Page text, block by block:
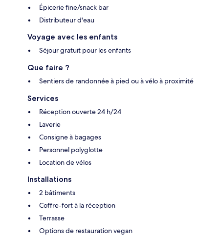
Épicerie fine/snack bar
Distributeur d'eau
Voyage avec les enfants
Séjour gratuit pour les enfants
Que faire ?
Sentiers de randonnée à pied ou à vélo à proximité
Services
Réception ouverte 24 h/24
Laverie
Consigne à bagages
Personnel polyglotte
Location de vélos
Installations
2 bâtiments
Coffre-fort à la réception
Terrasse
Options de restauration vegan